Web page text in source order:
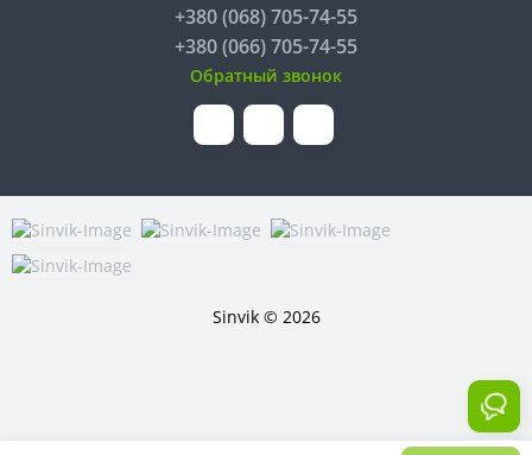
+380 (068) 705-74-55
+380 (066) 705-74-55
Обратный звонок
Sinvik © 2026